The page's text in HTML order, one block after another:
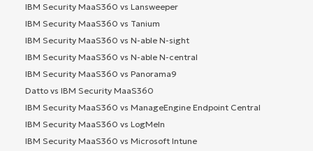
IBM Security MaaS360 vs Lansweeper
IBM Security MaaS360 vs Tanium
IBM Security MaaS360 vs N-able N-sight
IBM Security MaaS360 vs N-able N-central
IBM Security MaaS360 vs Panorama9
Datto vs IBM Security MaaS360
IBM Security MaaS360 vs ManageEngine Endpoint Central
IBM Security MaaS360 vs LogMeIn
IBM Security MaaS360 vs Microsoft Intune